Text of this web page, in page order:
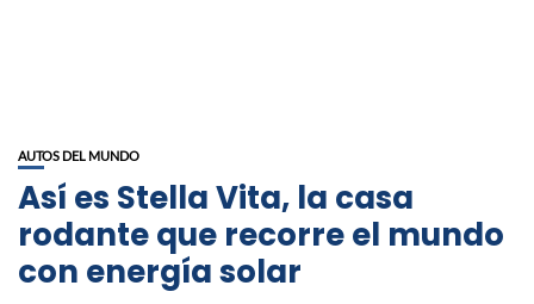
AUTOS DEL MUNDO
Así es Stella Vita, la casa
rodante que recorre el mundo
con energía solar